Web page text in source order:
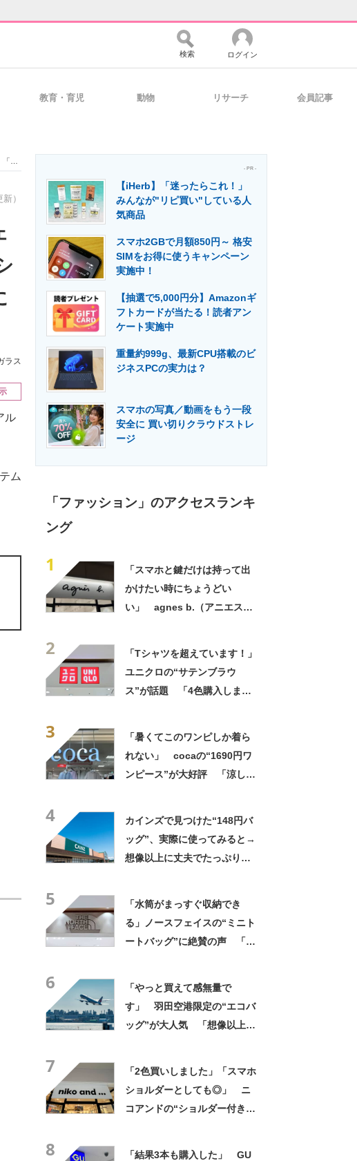
営リーダーのコミュニティ マーケ×ITの今がよく分かる
造業のIT導入・活用を支援
ネルギーの専門メディア 建設×テクノロジーの最前線
検索 ログイン
教育・育児 動物 リサーチ 会員記事
」
）
ラス
ル
ム
- PR -
【iHerb】「迷ったらこれ！」
みんなが"リピ買い"している人
気商品
スマホ2GBで月額850円～ 格安
SIMをお得に使うキャンペーン
実施中！
【抽選で5,000円分】Amazonギ
フトカードが当たる！読者アン
ケート実施中
重量約999g、最新CPU搭載のビ
ジネスPCの実力は？
スマホの写真／動画をもう一段
安全に 買い切りクラウドストレ
ージ
「ファッション」のアクセスランキ
ング
1
「スマホと鍵だけは持って出
かけたい時にちょうどい
い」 agnes b.（アニエスべ
2
「Tシャツを超えています！」
ユニクロの“サテンブラウ
ス”が話題 「4色購入しまし
3
「暑くてこのワンピしか着ら
れない」 cocaの“1690円ワ
ンピース”が大好評 「涼しく
4
カインズで見つけた“148円バ
ッグ”、実際に使ってみると→
想像以上に丈夫でたっぷり入
5
「水筒がまっすぐ収納でき
る」ノースフェイスの“ミニト
ートバッグ”に絶賛の声 「と
6
「やっと買えて感無量で
す」 羽田空港限定の“エコバ
ッグ”が大人気 「想像以上に
7
「2色買いしました」「スマホ
ショルダーとしても◎」 ニ
コアンドの“ショルダー付き財
8
「結果3本も購入した」 GU